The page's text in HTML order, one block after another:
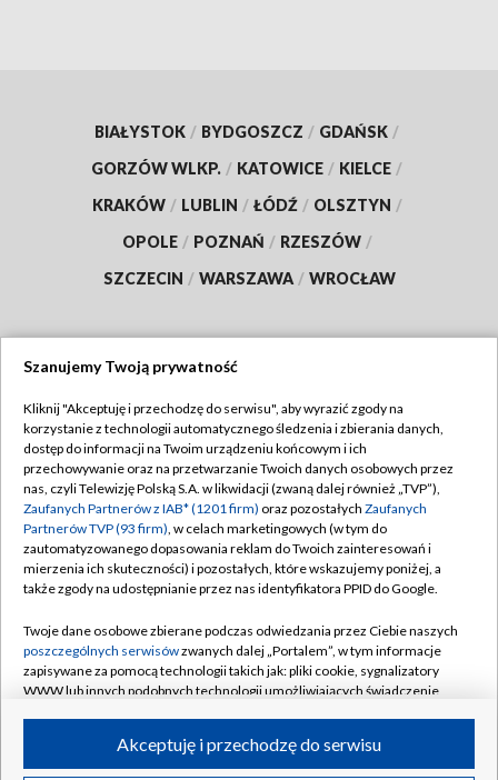
BIAŁYSTOK / BYDGOSZCZ / GDAŃSK /
GORZÓW WLKP. / KATOWICE / KIELCE /
KRAKÓW / LUBLIN / ŁÓDŹ / OLSZTYN /
OPOLE / POZNAŃ / RZESZÓW /
SZCZECIN / WARSZAWA / WROCŁAW
TVP
Abonament TVP
Emisja w TVP
Centrum informacji TVP
Naziemna Telewizja Cyfrowa
Rada Programowa
System NOS
Informacje o nadawcy
Program dla prasy
Regulamin TVP
Polityka prywatności
Moje zgody
Pomoc
Kontakt
Kanały
Szanujemy Twoją prywatność
Kliknij "Akceptuję i przechodzę do serwisu", aby wyrazić zgody na
korzystanie z technologii automatycznego śledzenia i zbierania danych,
dostęp do informacji na Twoim urządzeniu końcowym i ich
przechowywanie oraz na przetwarzanie Twoich danych osobowych przez
nas, czyli Telewizję Polską S.A. w likwidacji (zwaną dalej również „TVP”),
Zaufanych Partnerów z IAB* (1201 firm) oraz pozostałych Zaufanych
Partnerów TVP (93 firm), w celach marketingowych (w tym do
zautomatyzowanego dopasowania reklam do Twoich zainteresowań i
mierzenia ich skuteczności) i pozostałych, które wskazujemy poniżej, a
także zgody na udostępnianie przez nas identyfikatora PPID do Google.
Twoje dane osobowe zbierane podczas odwiedzania przez Ciebie naszych
poszczególnych serwisówzwanych dalej „Portalem”, w tym informacje
zapisywane za pomocą technologii takich jak: pliki cookie, sygnalizatory
WWW lub innych podobnych technologii umożliwiających świadczenie
ruchu w Internecie.Akceptuję i przechodzę do serwisu